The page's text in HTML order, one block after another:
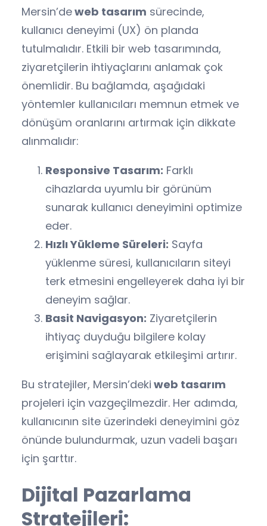
Mersin’deweb tasarım sürecinde,
kullanıcı deneyimi (UX) ön planda
tutulmalıdır. Etkili bir web tasarımında,
ziyaretçilerin ihtiyaçlarını anlamak çok
önemlidir. Bu bağlamda, aşağıdaki
yöntemler kullanıcıları memnun etmek ve
dönüşüm oranlarını artırmak için dikkate
alınmalıdır:
Responsive Tasarım: Farklı
cihazlarda uyumlu bir görünüm
sunarak kullanıcı deneyimini optimize
eder.
Hızlı Yükleme Süreleri: Sayfa
yüklenme süresi, kullanıcıların siteyi
terk etmesini engelleyerek daha iyi bir
deneyim sağlar.
Basit Navigasyon: Ziyaretçilerin
ihtiyaç duyduğu bilgilere kolay
erişimini sağlayarak etkileşimi artırır.
Bu stratejiler, Mersin’deki web tasarım
projeleri için vazgeçilmezdir. Her adımda,
kullanıcının site üzerindeki deneyimini göz
önünde bulundurmak, uzun vadeli başarı
için şarttır.
Dijital Pazarlama
Stratejileri: